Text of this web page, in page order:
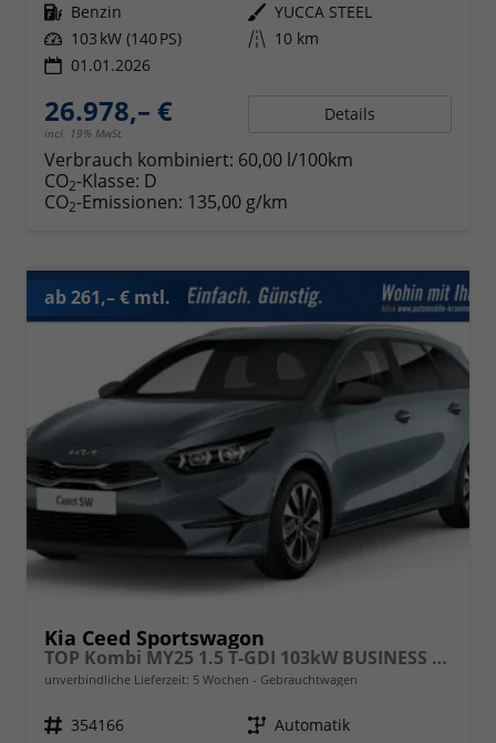
Kraftstoff Benzin Außenfarbe YUCCA STEEL
Leistung 103 kW (140 PS) Kilometerstand 10 km
01.01.2026
26.978,– €
incl. 19% MwSt.
Details
Verbrauch kombiniert: 60,00 l/100km
CO2-Klasse: D
CO2-Emissionen: 135,00 g/km
ab 261,– € mtl.
Kia Ceed Sportswagon
TOP Kombi MY25 1.5 T-GDI 103kW BUSINESS DCT7
unverbindliche Lieferzeit: 5 Wochen Gebrauchtwagen
Fahrzeugnr. 354166 Getriebe Automatik